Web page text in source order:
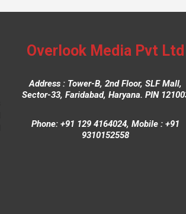
Overlook Media Pvt Ltd
Address : Tower-B, 2nd Floor, SLF Mall,
Sector-33, Faridabad, Haryana. PIN
Phone: +91 129 4164024, Mobile : +91
9310152558